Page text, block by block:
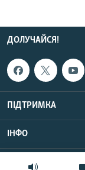
ДОЛУЧАЙСЯ!
ПІДТРИМКА
ІНФО